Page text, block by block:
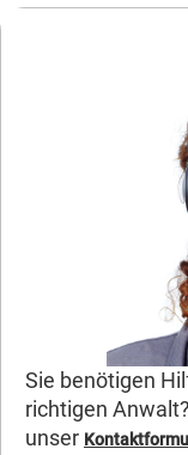
Sie benötigen
richtigen
unser